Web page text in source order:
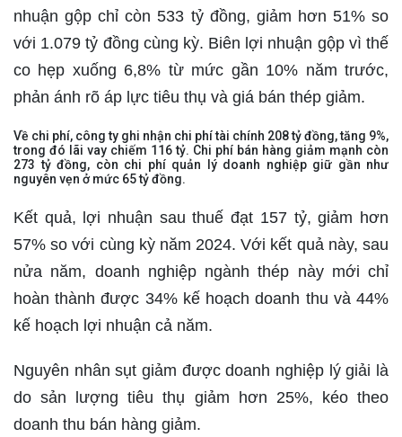
nhuận gộp chỉ còn 533 tỷ đồng, giảm hơn 51% so
với 1.079 tỷ đồng cùng kỳ. Biên lợi nhuận gộp vì thế
co hẹp xuống 6,8% từ mức gần 10% năm trước,
phản ánh rõ áp lực tiêu thụ và giá bán thép giảm.
Về chi phí, công ty ghi nhận chi phí tài chính 208 tỷ đồng, tăng 9%,
trong đó lãi vay chiếm 116 tỷ. Chi phí bán hàng giảm mạnh còn
273 tỷ đồng, còn chi phí quản lý doanh nghiệp giữ gần như
nguyên vẹn ở mức 65 tỷ đồng.
Kết quả, lợi nhuận sau thuế đạt 157 tỷ, giảm hơn
57% so với cùng kỳ năm 2024. Với kết quả này, sau
nửa năm, doanh nghiệp ngành thép này mới chỉ
hoàn thành được 34% kế hoạch doanh thu và 44%
kế hoạch lợi nhuận cả năm.
Nguyên nhân sụt giảm được doanh nghiệp lý giải là
do sản lượng tiêu thụ giảm hơn 25%, kéo theo
doanh thu bán hàng giảm.